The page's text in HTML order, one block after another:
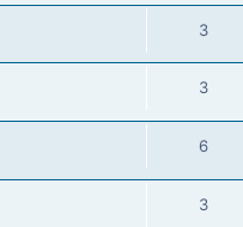
3
3
6
3